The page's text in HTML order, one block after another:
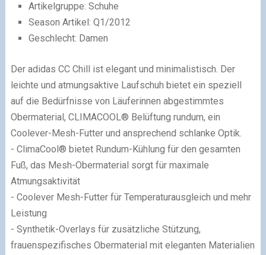
Artikelgruppe: Schuhe
Season Artikel: Q1/2012
Geschlecht: Damen
Der adidas CC Chill ist elegant und minimalistisch. Der
leichte und atmungsaktive Laufschuh bietet ein speziell
auf die Bedürfnisse von Läuferinnen abgestimmtes
Obermaterial, CLIMACOOL® Belüftung rundum, ein
Coolever-Mesh-Futter und ansprechend schlanke Optik.
- ClimaCool® bietet Rundum-Kühlung für den gesamten
Fuß, das Mesh-Obermaterial sorgt für maximale
Atmungsaktivität
- Coolever Mesh-Futter für Temperaturausgleich und mehr
Leistung
- Synthetik-Overlays für zusätzliche Stützung,
frauenspezifisches Obermaterial mit eleganten Materialien